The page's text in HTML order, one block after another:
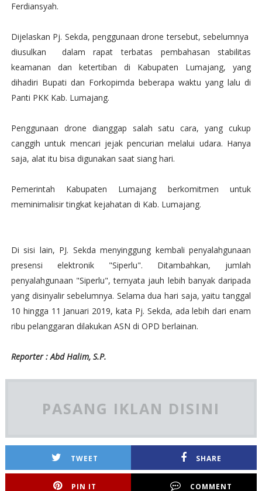
Ferdiansyah.
Dijelaskan Pj. Sekda, penggunaan drone tersebut, sebelumnya
diusulkan dalam rapat terbatas pembahasan stabilitas
keamanan dan ketertiban di Kabupaten Lumajang, yang
dihadiri Bupati dan Forkopimda beberapa waktu yang lalu di
Panti PKK Kab. Lumajang.
Penggunaan drone dianggap salah satu cara, yang cukup
canggih untuk mencari jejak pencurian melalui udara. Hanya
saja, alat itu bisa digunakan saat siang hari.
Pemerintah Kabupaten Lumajang berkomitmen untuk
meminimalisir tingkat kejahatan di Kab. Lumajang.
Di sisi lain, PJ. Sekda menyinggung kembali penyalahgunaan
presensi elektronik "Siperlu". Ditambahkan, jumlah
penyalahgunaan "Siperlu", ternyata jauh lebih banyak daripada
yang disinyalir sebelumnya. Selama dua hari saja, yaitu tanggal
10 hingga 11 Januari 2019, kata Pj. Sekda, ada lebih dari enam
ribu pelanggaran dilakukan ASN di OPD berlainan.
Reporter : Abd Halim, S.P.
PASANG IKLAN DISINI
TWEET SHARE
PIN IT COMMENT